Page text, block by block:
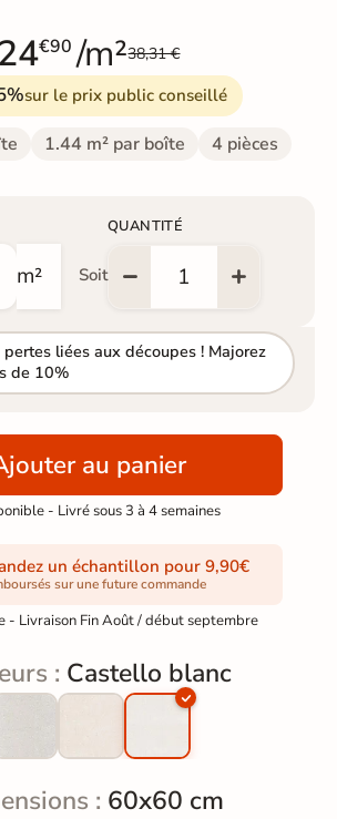
24€90 /m²38,31 €
sur le prix public conseillé
1.44 m² par boîte 4 pièces
m² Soit
QUANTITÉ
pertes liées aux découpes ! Majorez
de 10%
au panier
- Livré sous 3 à 4 semaines
un échantillon pour 9,90€
sur une future commande
- Livraison Fin Août / début septembre
: Castello blanc
: 60x60 cm